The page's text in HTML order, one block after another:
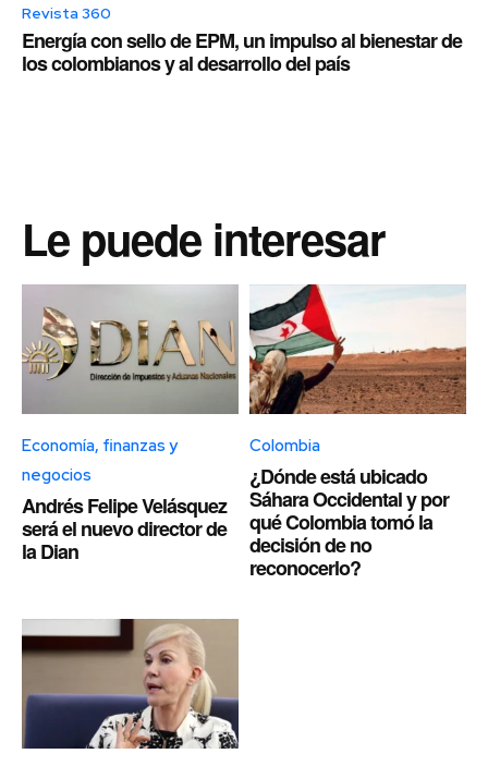
Revista 360
Energía con sello de EPM, un impulso al bienestar de
los colombianos y al desarrollo del país
Le puede interesar
Economía, finanzas y
negocios
Andrés Felipe Velásquez
será el nuevo director de
la Dian
Colombia
¿Dónde está ubicado
Sáhara Occidental y por
qué Colombia tomó la
decisión de no
reconocerlo?